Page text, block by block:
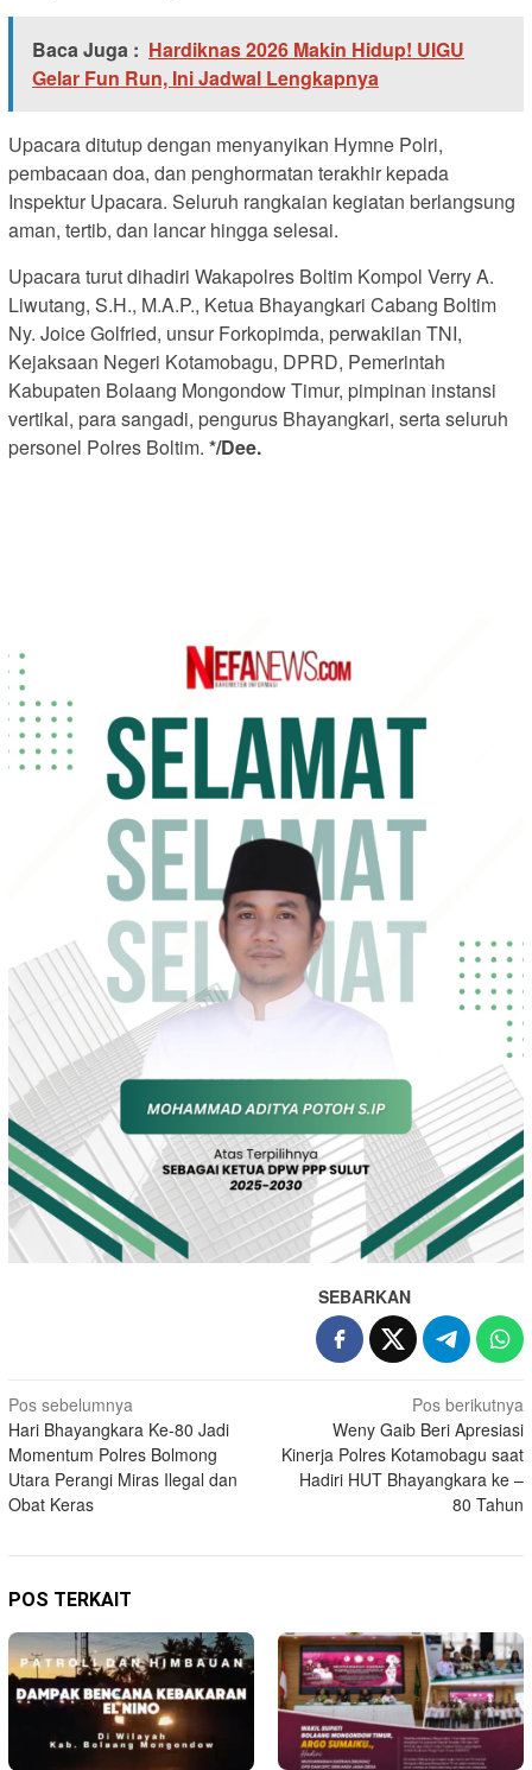
Baca Juga : Hardiknas 2026 Makin Hidup! UIGU
Gelar Fun Run, Ini Jadwal Lengkapnya
Upacara ditutup dengan menyanyikan Hymne Polri,
pembacaan doa, dan penghormatan terakhir kepada
Inspektur Upacara. Seluruh rangkaian kegiatan berlangsung
aman, tertib, dan lancar hingga selesai.
Upacara turut dihadiri Wakapolres Boltim Kompol Verry A.
Liwutang, S.H., M.A.P., Ketua Bhayangkari Cabang Boltim
Ny. Joice Golfried, unsur Forkopimda, perwakilan TNI,
Kejaksaan Negeri Kotamobagu, DPRD, Pemerintah
Kabupaten Bolaang Mongondow Timur, pimpinan instansi
vertikal, para sangadi, pengurus Bhayangkari, serta seluruh
personel Polres Boltim. */Dee.
SEBARKAN
Navigasi
pos
Pos sebelumnya
Hari Bhayangkara Ke-80 Jadi
Momentum Polres Bolmong
Utara Perangi Miras Ilegal dan
Obat Keras
Pos berikutnya
Weny Gaib Beri Apresiasi
Kinerja Polres Kotamobagu saat
Hadiri HUT Bhayangkara ke –
80 Tahun
POS TERKAIT